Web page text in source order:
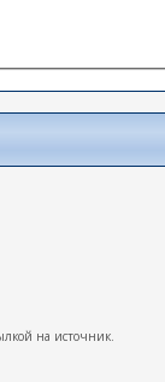
на источник.